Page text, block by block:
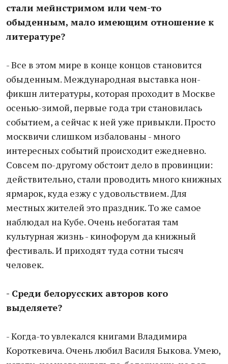
стали мейнстримом или чем-то
обыденным, мало имеющим отношение к
литературе?
- Все в этом мире в конце концов становится
обыденным. Международная выставка нон-
фикшн литературы, которая проходит в Москве
осенью-зимой, первые года три становилась
событием, а сейчас к ней уже привыкли. Просто
москвичи слишком избалованы - много
интересных событий происходит ежедневно.
Совсем по-другому обстоит дело в провинции:
действительно, стали проводить много книжных
ярмарок, куда езжу с удовольствием. Для
местных жителей это праздник. То же самое
наблюдал на Кубе. Очень небогатая там
культурная жизнь - кинофорум да книжный
фестиваль. И приходят туда сотни тысяч
человек.
- Среди белорусских авторов кого
выделяете?
- Когда-то увлекался книгами Владимира
Короткевича. Очень любил Василя Быкова. Умею,